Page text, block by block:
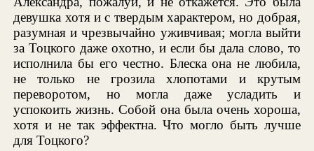
девушка хотя и с твердым характером, но добрая,
разумная и чрезвычайно уживчивая; могла выйти
за Тоцкого даже охотно, и если бы дала слово, то
исполнила бы его честно. Блеска она не любила,
не только не грозила хлопотами и крутым
переворотом, но могла даже усладить и
успокоить жизнь. Собой она была очень хороша,
хотя и не так эффектна. Что могло быть лучше
для Тоцкого?